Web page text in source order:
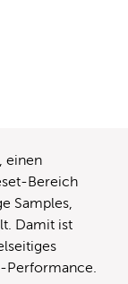
einen
Bereich
Samples,
Damit ist
Performance.